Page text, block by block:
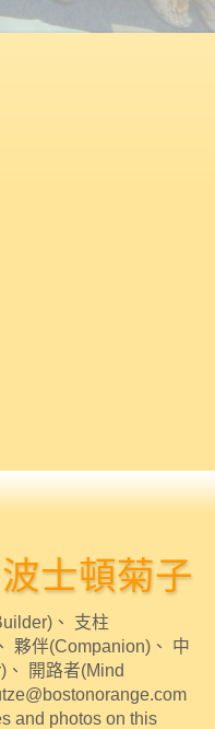
士頓菊子
、 支柱
夥伴(Companion)、 中
開路者(Mind
and photos on this